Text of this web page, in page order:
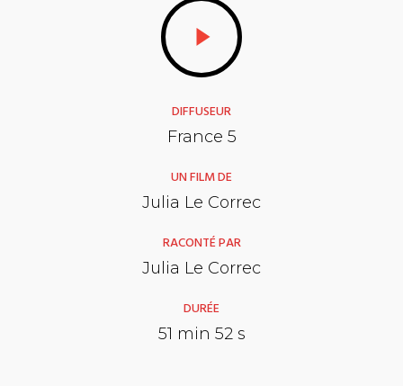
DIFFUSEUR
France 5
UN FILM DE
Julia Le Correc
RACONTÉ PAR
Julia Le Correc
DURÉE
51 min 52 s